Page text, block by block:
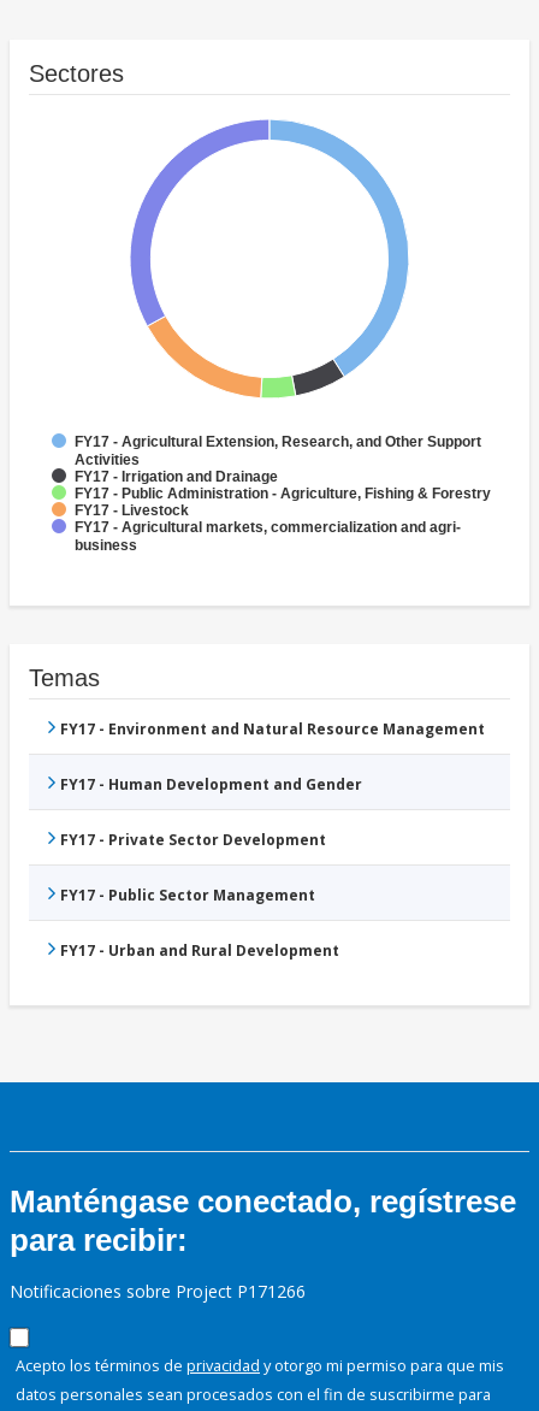
Sectores
FY17 - Agricultural Extension, Research, and Other Support
Activities
FY17 - Irrigation and Drainage
FY17 - Public Administration - Agriculture, Fishing & Forestry
FY17 - Livestock
FY17 - Agricultural markets, commercialization and agri-
business
Temas
FY17 - Environment and Natural Resource Management
FY17 - Human Development and Gender
FY17 - Private Sector Development
FY17 - Public Sector Management
FY17 - Urban and Rural Development
Manténgase conectado, regístrese
para recibir:
Notificaciones sobre Project P171266
Acepto los términos de privacidad y otorgo mi permiso para que mis
datos personales sean procesados con el fin de suscribirme para